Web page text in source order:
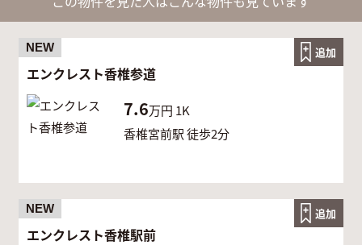
NEW
エンクレスト香椎参道
7.6万円 1K
香椎宮前駅 徒歩2分
追加
NEW
エンクレスト香椎駅前
追加